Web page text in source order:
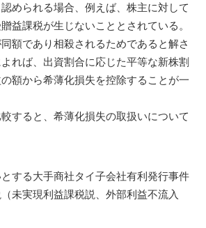
められる場合、例えば、株主に対して
益課税が生じないこととされている。
額であり相殺されるためであると解さ
れば、出資割合に応じた平等な新株割
額から希薄化損失を控除することが一
すると、希薄化損失の取扱いについて
する大手商社タイ子会社有利発行事件
未実現利益課税説、外部利益不流入